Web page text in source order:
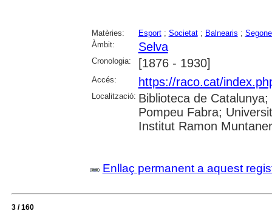
Matèries: Esport; Societat; Balnearis ;
Àmbit:
Selva
Cronologia: [1876 - 1930]
Accés: https://raco.cat/
Localització: Biblioteca de
Pompeu Fabra;
Institut Ramon Muntaner
Enllaç permanent a aquest
3 / 160